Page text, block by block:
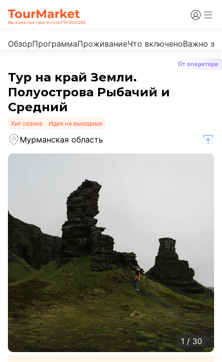
Мы в реестре турагентств РТА 0042265
ОбзорПрограммаПроживаниеЧто включеноВажно
От оператора
Тур на край Земли.
Полуострова Рыбачий и
Средний
Хит сезона Идея на выходные
Мурманская область
1 / 30